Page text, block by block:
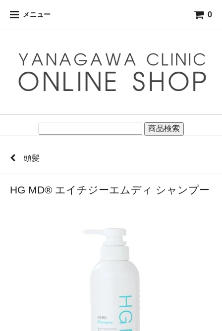
メニュー 0
商品検索
頭髪
HG MD® エイチジーエムディ シャンプー